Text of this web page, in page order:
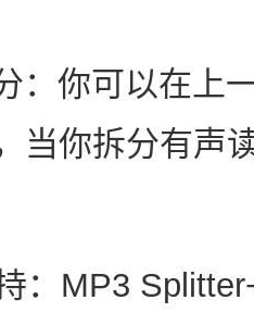
：你可以在上
当你拆分有声
：MP3